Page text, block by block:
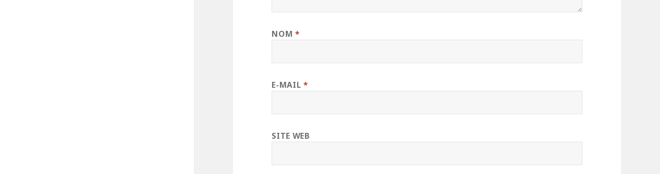
NOM *
E-MAIL *
SITE WEB